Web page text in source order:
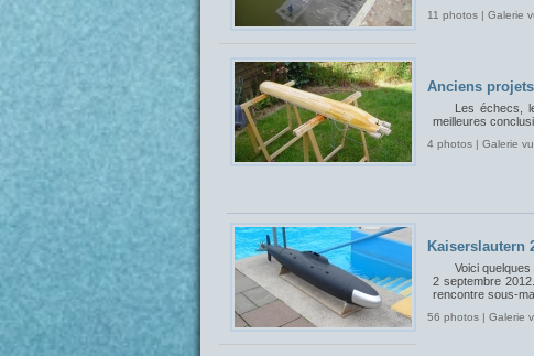
11 photos | Galerie
Anciens projets
Les échecs,
meilleures
4 photos | Galerie
Kaiserslautern
Voici
2 septembre
rencontre sous-
56 photos | Galerie